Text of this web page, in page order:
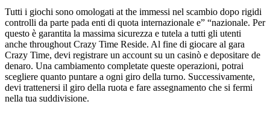
Tutti i giochi sono omologati at the immessi nel scambio dopo rigidi
controlli da parte pada enti di quota internazionale e” “nazionale. Per
questo è garantita la massima sicurezza e tutela a tutti gli utenti
anche throughout Crazy Time Reside. Al fine di giocare al gara
Crazy Time, devi registrare un account su un casinò e depositare de
denaro. Una cambiamento completate queste operazioni, potrai
scegliere quanto puntare a ogni giro della turno. Successivamente,
devi trattenersi il giro della ruota e fare assegnamento che si fermi
nella tua suddivisione.